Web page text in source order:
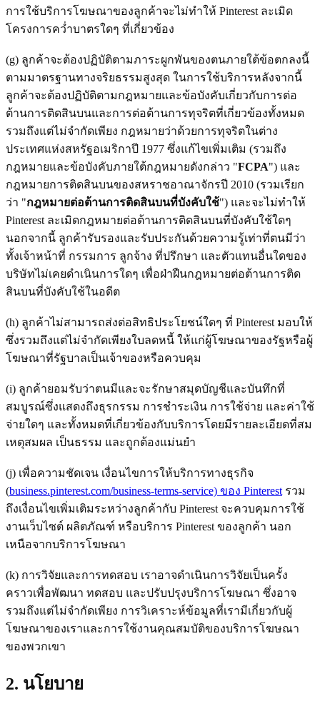
การใช้บริการโฆษณาของลูกค้าจะไม่ทำให้ Pinterest ละเมิด
โครงการคว่ำบาตรใดๆ ที่เกี่ยวข้อง
(g) ลูกค้าจะต้องปฏิบัติตามภาระผูกพันของตนภายใต้ข้อตกลงนี้
ตามมาตรฐานทางจริยธรรมสูงสุด ในการใช้บริการหลังจากนี้
ลูกค้าจะต้องปฏิบัติตามกฎหมายและข้อบังคับเกี่ยวกับการต่อ
ต้านการติดสินบนและการต่อต้านการทุจริตที่เกี่ยวข้องทั้งหมด
รวมถึงแต่ไม่จำกัดเพียง กฎหมายว่าด้วยการทุจริตในต่าง
ประเทศแห่งสหรัฐอเมริกาปี 1977 ซึ่งแก้ไขเพิ่มเติม (รวมถึง
กฎหมายและข้อบังคับภายใต้กฎหมายดังกล่าว "FCPA") และ
กฎหมายการติดสินบนของสหราชอาณาจักรปี 2010 (รวมเรียก
ว่า "กฎหมายต่อต้านการติดสินบนที่บังคับใช้") และจะไม่ทำให้
Pinterest ละเมิดกฎหมายต่อต้านการติดสินบนที่บังคับใช้ใดๆ
นอกจากนี้ ลูกค้ารับรองและรับประกันด้วยความรู้เท่าที่ตนมีว่า
ทั้งเจ้าหน้าที่ กรรมการ ลูกจ้าง ที่ปรึกษา และตัวแทนอื่นใดของ
บริษัทไม่เคยดำเนินการใดๆ เพื่อฝ่าฝืนกฎหมายต่อต้านการติด
สินบนที่บังคับใช้ในอดีต
(h) ลูกค้าไม่สามารถส่งต่อสิทธิประโยชน์ใดๆ ที่ Pinterest มอบให้
ซึ่งรวมถึงแต่ไม่จํากัดเพียงใบลดหนี้ ให้แก่ผู้โฆษณาของรัฐหรือผู้
โฆษณาที่รัฐบาลเป็นเจ้าของหรือควบคุม
(i) ลูกค้ายอมรับว่าตนมีและจะรักษาสมุดบัญชีและบันทึกที่
สมบูรณ์ซึ่งแสดงถึงธุรกรรม การชำระเงิน การใช้จ่าย และค่าใช้
จ่ายใดๆ และทั้งหมดที่เกี่ยวข้องกับบริการโดยมีรายละเอียดที่สม
เหตุสมผล เป็นธรรม และถูกต้องแม่นยำ
(j) เพื่อความชัดเจน เงื่อนไขการให้บริการทางธุรกิจ
(business.pinterest.com/business-terms-service) ของ Pinterest รวม
ถึงเงื่อนไขเพิ่มเติมระหว่างลูกค้ากับ Pinterest จะควบคุมการใช้
งานเว็บไซต์ ผลิตภัณฑ์ หรือบริการ Pinterest ของลูกค้า นอก
เหนือจากบริการโฆษณา
(k) การวิจัยและการทดสอบ เราอาจดำเนินการวิจัยเป็นครั้ง
คราวเพื่อพัฒนา ทดสอบ และปรับปรุงบริการโฆษณา ซึ่งอาจ
รวมถึงแต่ไม่จำกัดเพียง การวิเคราะห์ข้อมูลที่เรามีเกี่ยวกับผู้
โฆษณาของเราและการใช้งานคุณสมบัติของบริการโฆษณา
ของพวกเขา
2. นโยบาย